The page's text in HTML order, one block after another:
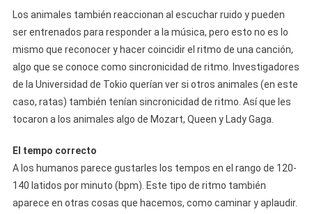
Los animales también reaccionan al escuchar ruido y pueden
ser entrenados para responder a la música, pero esto no es lo
mismo que reconocer y hacer coincidir el ritmo de una canción,
algo que se conoce como sincronicidad de ritmo. Investigadores
de la Universidad de Tokio querían ver si otros animales (en este
caso, ratas) también tenían sincronicidad de ritmo. Así que les
tocaron a los animales algo de Mozart, Queen y Lady Gaga.
El tempo correcto
A los humanos parece gustarles los tempos en el rango de 120-
140 latidos por minuto (bpm). Este tipo de ritmo también
aparece en otras cosas que hacemos, como caminar y aplaudir.